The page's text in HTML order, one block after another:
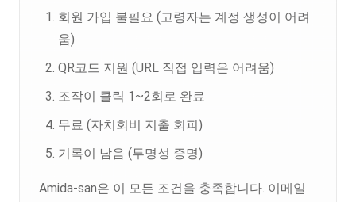
회원 가입 불필요 (고령자는 계정 생성이 어려
움)
QR코드 지원 (URL 직접 입력은 어려움)
조작이 클릭 1~2회로 완료
무료 (자치회비 지출 회피)
기록이 남음 (투명성 증명)
Amida-san은 이 모든 조건을 충족합니다. 이메일